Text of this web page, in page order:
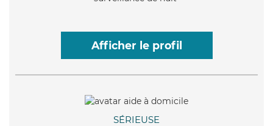
Afficher le profil
SÉRIEUSE